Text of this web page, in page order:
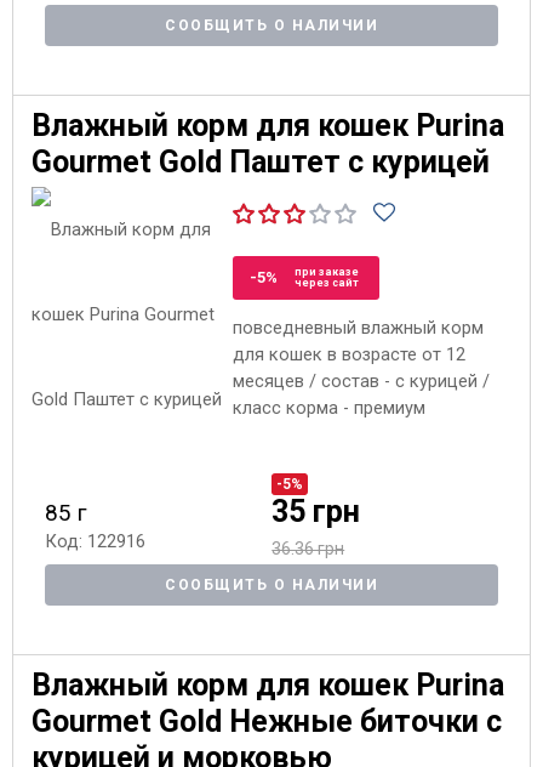
СООБЩИТЬ О НАЛИЧИИ
Влажный корм для кошек Purina
Gourmet Gold Паштет с курицей
-5%
при заказе
через сайт
повседневный влажный корм
для кошек в возрасте от 12
месяцев / состав - с курицей /
класс корма - премиум
85 г
Код: 122916
-5%
35 грн
36.36 грн
СООБЩИТЬ О НАЛИЧИИ
Влажный корм для кошек Purina
Gourmet Gold Нежные биточки с
курицей и морковью